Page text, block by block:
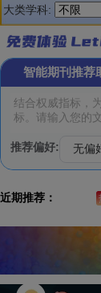
大类学科:
智能期刊推荐
推荐偏好:
近期推荐：